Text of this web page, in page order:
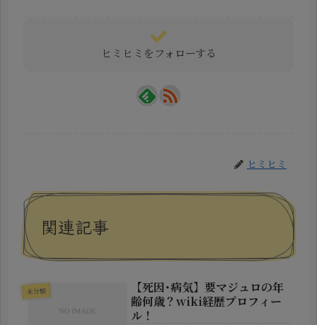
ヒミヒミをフォローする
ヒミヒミ
関連記事
未分類
【死因･病気】要マジュロの年
齢何歳？wiki経歴プロフィー
ル！